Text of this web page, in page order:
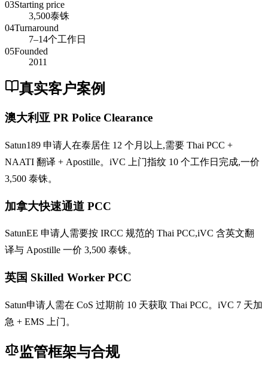
03Starting price
3,500泰铢
04Turnaround
7–14个工作日
05Founded
2011
真实客户案例
澳大利亚 PR Police Clearance
Satun189 申请人在泰居住 12 个月以上,需要 Thai PCC +
NAATI 翻译 + Apostille。iVC 上门指纹 10 个工作日完成,一价
3,500 泰铢。
加拿大快速通道 PCC
SatunEE 申请人需要按 IRCC 规范的 Thai PCC,iVC 含英文翻
译与 Apostille 一价 3,500 泰铢。
英国 Skilled Worker PCC
Satun申请人需在 CoS 过期前 10 天获取 Thai PCC。iVC 7 天加
急 + EMS 上门。
监管框架与合规